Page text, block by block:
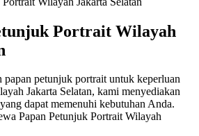
Portrait Wilayah
papan petunjuk portrait untuk keperluan
Jakarta Selatan, kami menyediakan
dapat memenuhi kebutuhan Anda.
Papan Petunjuk Portrait Wilayah